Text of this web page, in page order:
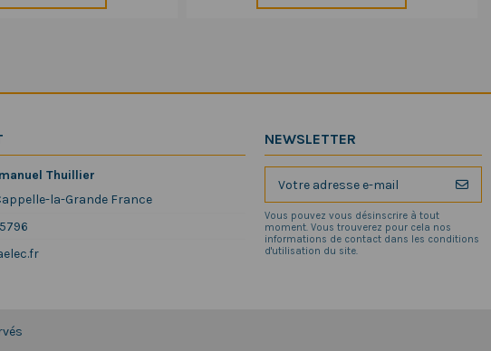
Thuillier
la-Grande France
NEWSLETTER
Vous pouvez vous désinscrire à tout
moment. Vous trouverez pour cela nos
informations de contact dans les conditions
d'utilisation du site.